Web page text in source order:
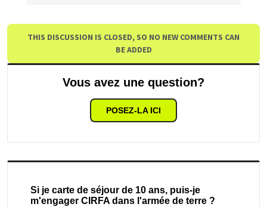
THIS DISCUSSION IS CLOSED, SO NO NEW COMMENTS CAN
BE ADDED
Vous avez une question?
POSEZ-LA ICI
Si je carte de séjour de 10 ans, puis-je
m'engager CIRFA dans l'armée de terre ?